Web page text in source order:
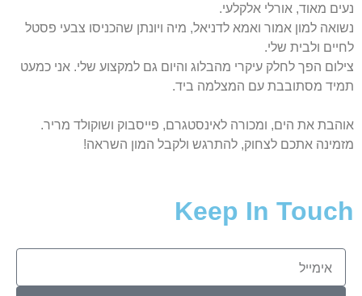
נעים מאוד, אורלי אלקלעי.
נשואה למון אמור ואמא לדניאל, מיה ויונתן שהכניסו צבעי פסטל
לחיים ולבית שלי.
צילום הפך לחלק עיקרי מהבלוג והיום גם למקצוע שלי. אני כמעט
תמיד מסתובבת עם המצלמה ביד.
אוהבת את הים, ומכורה לאינסטגרם, פייסבוק ושוקולד מריר.
מזמינה אתכם לצחוק, להתרגש ולקבל המון השראה!
Keep In Touch